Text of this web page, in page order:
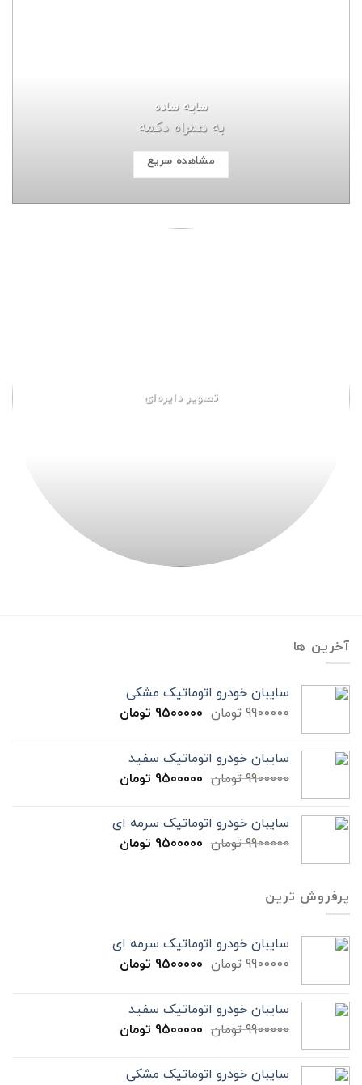
سایه ساده
به همراه دکمه
مشاهده سریع
تصویر دایره‌ای
آخرین ها
سایبان خودرو اتوماتیک مشکی
9900000 تومان 9500000 تومان
سایبان خودرو اتوماتیک سفید
9900000 تومان 9500000 تومان
سایبان خودرو اتوماتیک سرمه ای
9900000 تومان 9500000 تومان
پرفروش ترین
سایبان خودرو اتوماتیک سرمه ای
9900000 تومان 9500000 تومان
سایبان خودرو اتوماتیک سفید
9900000 تومان 9500000 تومان
سایبان خودرو اتوماتیک مشکی